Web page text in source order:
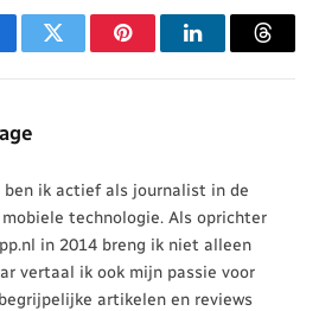
Twitter PinterestLinkedIn
ben ik actief als journalist in de
technologie. Als oprichter
in 2014 breng ik niet alleen
vertaal ik ook mijn passie voor
artikelen en reviews